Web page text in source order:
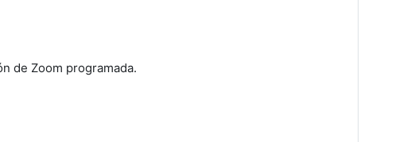
de Zoom programada.